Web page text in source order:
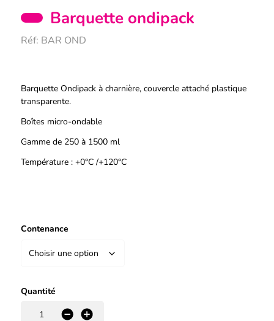
Barquette ondipack
Réf: BAR OND
Barquette Ondipack à charnière, couvercle attaché plastique
transparente.
Boîtes micro-ondable
Gamme de 250 à 1500 ml
Température : +0°C /+120°C
Contenance
Quantité
+
-